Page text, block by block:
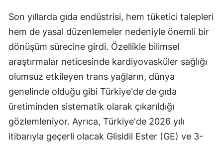
Son yıllarda gıda endüstrisi, hem tüketici talepleri
hem de yasal düzenlemeler nedeniyle önemli bir
dönüşüm sürecine girdi. Özellikle bilimsel
araştırmalar neticesinde kardiyovasküler sağlığı
olumsuz etkileyen trans yağların, dünya
genelinde olduğu gibi Türkiye'de de gıda
üretiminden sistematik olarak çıkarıldığı
gözlemleniyor. Ayrıca, Türkiye'de 2026 yılı
itibarıyla geçerli olacak Glisidil Ester (GE) ve 3-